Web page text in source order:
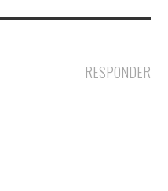
RESPONDER